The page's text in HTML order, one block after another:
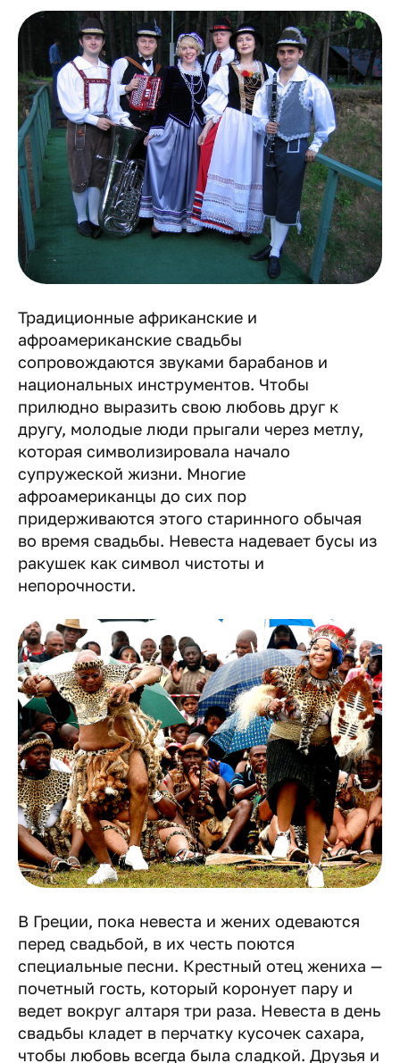
Традиционные африканские и
афроамериканские свадьбы
сопровождаются звуками барабанов и
национальных инструментов. Чтобы
прилюдно выразить свою любовь друг к
другу, молодые люди прыгали через метлу,
которая символизировала начало
супружеской жизни. Многие
афроамериканцы до сих пор
придерживаются этого старинного обычая
во время свадьбы. Невеста надевает бусы из
ракушек как символ чистоты и
непорочности.
В Греции, пока невеста и жених одеваются
перед свадьбой, в их честь поются
специальные песни. Крестный отец жениха —
почетный гость, который коронует пару и
ведет вокруг алтаря три раза. Невеста в день
свадьбы кладет в перчатку кусочек сахара,
чтобы любовь всегда была сладкой. Друзья и